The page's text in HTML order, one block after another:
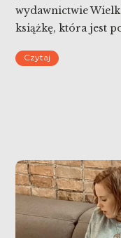
wydawnictwie
książkę, która jest
Goodman napisała
Czytaj